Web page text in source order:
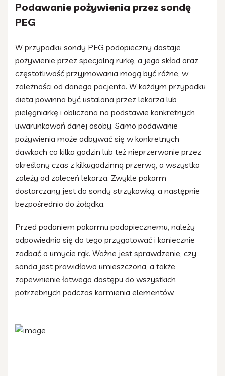
Podawanie pożywienia przez sondę
PEG
W przypadku sondy PEG podopieczny dostaje
pożywienie przez specjalną rurkę, a jego skład oraz
częstotliwość przyjmowania mogą być różne, w
zależności od danego pacjenta. W każdym przypadku
dieta powinna być ustalona przez lekarza lub
pielęgniarkę i obliczona na podstawie konkretnych
uwarunkowań danej osoby. Samo podawanie
pożywienia może odbywać się w konkretnych
dawkach co kilka godzin lub też nieprzerwanie przez
określony czas z kilkugodzinną przerwą, a wszystko
zależy od zaleceń lekarza. Zwykle pokarm
dostarczany jest do sondy strzykawką, a następnie
bezpośrednio do żołądka.
Przed podaniem pokarmu podopiecznemu, należy
odpowiednio się do tego przygotować i koniecznie
zadbać o umycie rąk. Ważne jest sprawdzenie, czy
sonda jest prawidłowo umieszczona, a także
zapewnienie łatwego dostępu do wszystkich
potrzebnych podczas karmienia elementów.